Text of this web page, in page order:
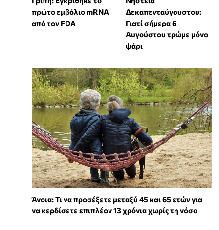
πρώτο εμβόλιο mRNA
από τον FDA
Δεκαπενταύγουστου:
Γιατί σήμερα 6
Αυγούστου τρώμε μόνο
ψάρι
Άνοια: Τι να προσέξετε μεταξύ 45 και 65 ετών για
να κερδίσετε επιπλέον 13 χρόνια χωρίς τη νόσο